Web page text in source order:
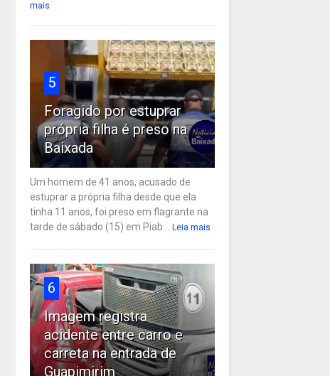
mais
5
Foragido por estuprar
própria filha é preso na
Baixada
Um homem de 41 anos, acusado de
estuprar a própria filha desde que ela
tinha 11 anos, foi preso em flagrante na
tarde de sábado (15) em Piab... Leia mais
6
Imagem registra
acidente entre carro e
carreta na entrada de
Guapimirim